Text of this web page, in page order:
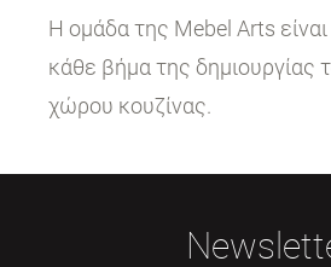
Η ομάδα της Mebel Arts
κάθε βήμα της δημιουργίας
χώρου κουζίνας.